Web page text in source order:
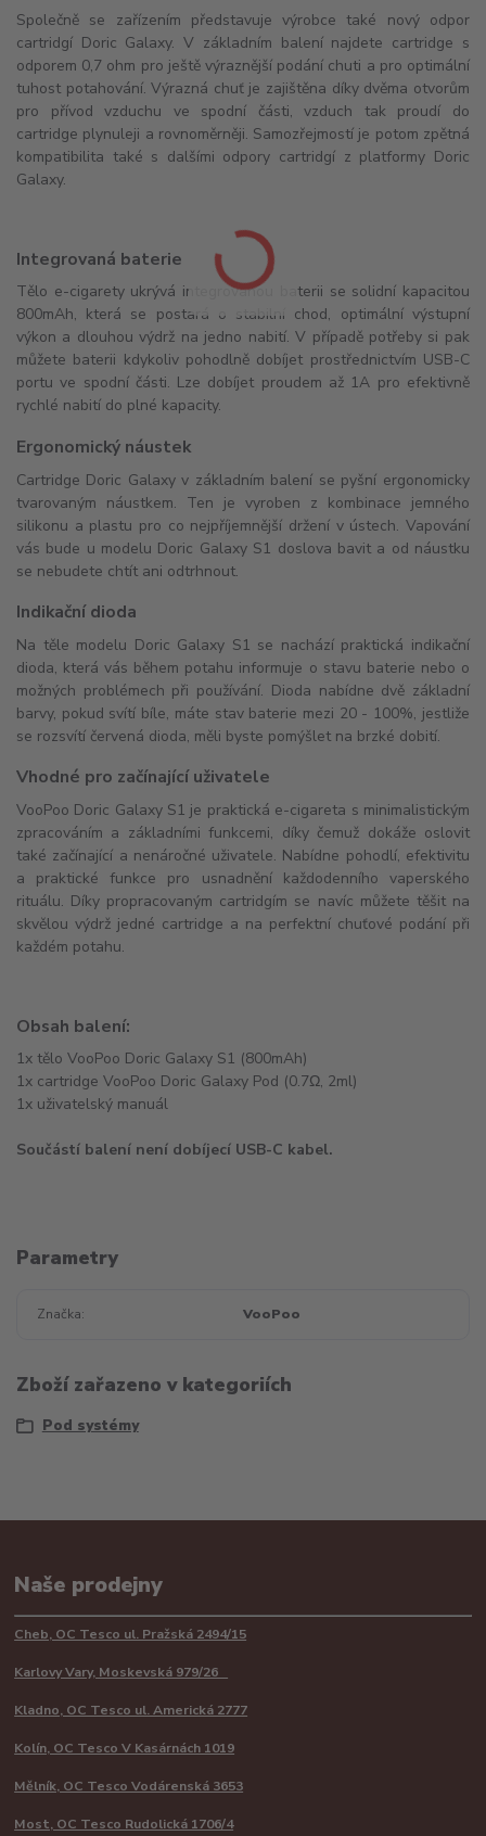
Společně se zařízením představuje výrobce také nový odpor
cartridgí Doric Galaxy. V základním balení najdete cartridge s
odporem 0,7 ohm pro ještě výraznější podání chuti a pro optimální
tuhost potahování. Výrazná chuť je zajištěna díky dvěma otvorům
pro přívod vzduchu ve spodní části, vzduch tak proudí do
cartridge plynuleji a rovnoměrněji. Samozřejmostí je potom zpětná
kompatibilita také s dalšími odpory cartridgí z platformy Doric
Galaxy.
Integrovaná baterie
Tělo e-cigarety ukrývá integrovanou baterii se solidní kapacitou
800mAh, která se postará o stabilní chod, optimální výstupní
výkon a dlouhou výdrž na jedno nabití. V případě potřeby si pak
můžete baterii kdykoliv pohodlně dobíjet prostřednictvím USB-C
portu ve spodní části. Lze dobíjet proudem až 1A pro efektivně
rychlé nabití do plné kapacity.
Ergonomický náustek
Cartridge Doric Galaxy v základním balení se pyšní ergonomicky
tvarovaným náustkem. Ten je vyroben z kombinace jemného
silikonu a plastu pro co nejpříjemnější držení v ústech. Vapování
vás bude u modelu Doric Galaxy S1 doslova bavit a od náustku
se nebudete chtít ani odtrhnout.
Indikační dioda
Na těle modelu Doric Galaxy S1 se nachází praktická indikační
dioda, která vás během potahu informuje o stavu baterie nebo o
možných problémech při používání. Dioda nabídne dvě základní
barvy, pokud svítí bíle, máte stav baterie mezi 20 - 100%, jestliže
se rozsvítí červená dioda, měli byste pomýšlet na brzké dobití.
Vhodné pro začínající uživatele
VooPoo Doric Galaxy S1 je praktická e-cigareta s minimalistickým
zpracováním a základními funkcemi, díky čemuž dokáže oslovit
také začínající a nenáročné uživatele. Nabídne pohodlí, efektivitu
a praktické funkce pro usnadnění každodenního vaperského
rituálu. Díky propracovaným cartridgím se navíc můžete těšit na
skvělou výdrž jedné cartridge a na perfektní chuťové podání při
každém potahu.
Obsah balení:
1x tělo VooPoo Doric Galaxy S1 (800mAh)
1x cartridge VooPoo Doric Galaxy Pod (0.7Ω, 2ml)
1x uživatelský manuál
Součástí balení není dobíjecí USB-C kabel.
Parametry
Značka VooPoo
Zboží zařazeno v kategoriích
Pod systémy
Naše prodejny
Cheb, OC Tesco ul. Pražská 2494/15
Karlovy Vary, Moskevská 979/26
Kladno, OC Tesco ul. Americká 2777
Kolín, OC Tesco V Kasárnách 1019
Mělník, OC Tesco Vodárenská 3653
Most, OC Tesco Rudolická 1706/4